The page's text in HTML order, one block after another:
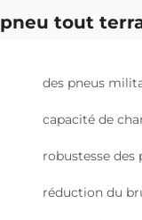
pneu tout
des pneus
capacité de
robustesse
réduction du